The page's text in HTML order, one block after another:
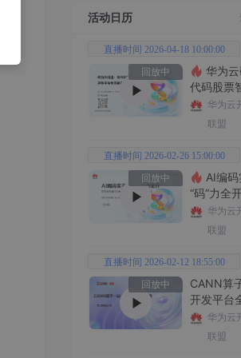
活动日历
直播时间 2026-04-18 10:00:00
回放中
代码股票
平台全功
华为云
联盟
直播时间 2026-02-26 15:00:00
回放中
“码”力全
华为云
联盟
直播时间 2026-02-12 18:55:00
回放中
CANN算
开发平台
华为云
联盟